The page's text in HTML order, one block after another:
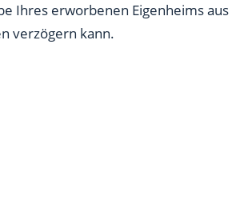
Ihres erworbenen Eigenheims aus
verzögern kann.